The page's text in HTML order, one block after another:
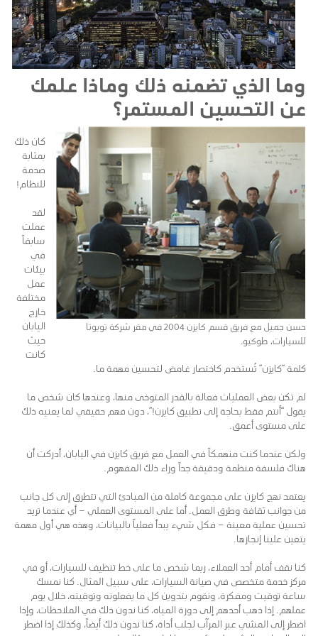
وما الذي تضمنه ذلك وماذا علمك
عن التحسين المستمر؟
حسن جميل مع فريق قسم كايزن 2004 في مقر شركة تويوتا
للسيارات، طوكيو.
كان ذلك
بمثابة
صدمة
للنظام!
لقد
عملت
سابقاً
في
بيئات
عمل
مختلفة
خارج
اليابان
حيث
كانت
كلمة “كايزن” تُستخدم كاختصار غامض لتحسين مهمة ما.
لم تكن بعض العمليات فعالة بالقدر المتوخى منها، وعندها كان شخص ما
يقول “أنتم فقط بحاجة إلى تطبيق كايزن!”، دون فهم حقيقي لما يعنيه ذلك
على مستوى أعمق.
ولكن عندما كنت منهمكاً في العمل مع فريق كايزن في اليابان، أدركت أن
هناك فلسفة منظمة ودقيقة جداً وراء ذلك المفهوم.
يعتمد نهج كايزن على مجموعة كاملة من المبادئ التي تتطرق إلى كل جانب
من جوانب ثقافة وطرق العمل. أما على المستوى العملي – أي عندما تريد
تحسين عملية معينة – فكل شيء يبدأ فعلياً بالبيانات، وهذه هي أول مهمة
يتعين علينا إنجازها.
كنا نقف أمام أحد العملاء، ربما شخص ما على خط تنظيف للسيارات، أو في
مركز خدمة متخصص في صيانة السيارات، على سبيل المثال. كنا نمسك
ساعة توقيت ومفكرة، ونقوم بتدوين كل ما يفعلونه وتوقيته، خلال يوم
عملهم. إذا ذهب أحدهم إلى دورة المياه، كنا ندون ذلك في الملاحظات، وإذا
اضطر إلى المشي عبر المرآب لجلب أداة، كنا ندون ذلك أيضاً، وكذلك إذا اضطر